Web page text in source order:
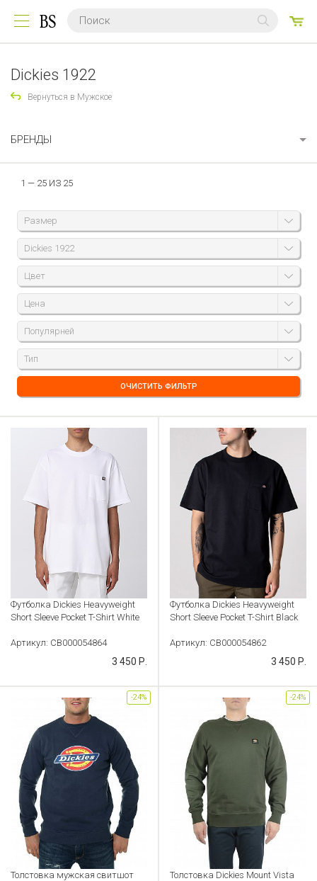
Dickies 1922
Вернуться в Мужское
БРЕНДЫ
1 — 25 ИЗ 25
Размер
Dickies 1922
Цвет
Цена
Популярней
Тип
ОЧИСТИТЬ ФИЛЬТР
Футболка Dickies Heavyweight
Short Sleeve Pocket T-Shirt White
Артикул: CB000054864
3 450 Р.
Футболка Dickies Heavyweight
Short Sleeve Pocket T-Shirt Black
Артикул: CB000054862
3 450 Р.
Толстовка мужская свитшот
-24%
Толстовка Dickies Mount Vista
-24%